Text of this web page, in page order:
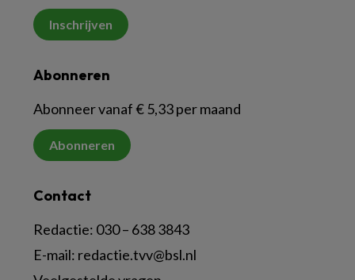
Inschrijven
Abonneren
Abonneer vanaf € 5,33 per maand
Abonneren
Contact
Redactie: 030 – 638 3843
E-mail: redactie.tvv@bsl.nl